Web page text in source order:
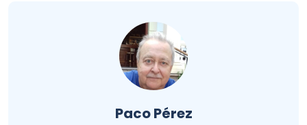
Paco Pérez